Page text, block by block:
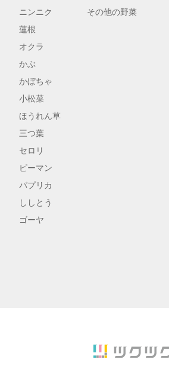
ニンニク
蓮根
オクラ
かぶ
かぼちゃ
小松菜
ほうれん草
三つ葉
セロリ
ピーマン
パプリカ
ししとう
ゴーヤ
その他の野菜